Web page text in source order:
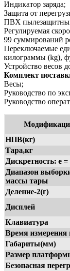
Индикатор заряда;
Защита от
ПВХ
Регулируемая
99 суммирований
Переключаемые
килограммы (kg),
Устройство весов
Комплект
Весы;
Руководство по
Руководство
НПВ(кг)
Тара,кг
Дискретность: e
Диапазон
массы тары
Деление-2(г)
Дисплей
Клавиатура
Время измерения
Габариты(мм)
Размер
Безопасная